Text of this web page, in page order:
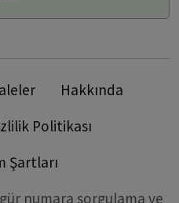
Hakkında
Politikası
Şartları
numara sorgulama ve